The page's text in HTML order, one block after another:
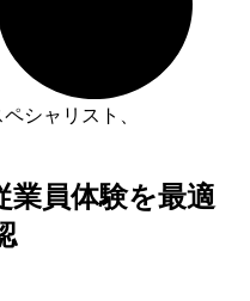
シャリスト、
業員体験を最適